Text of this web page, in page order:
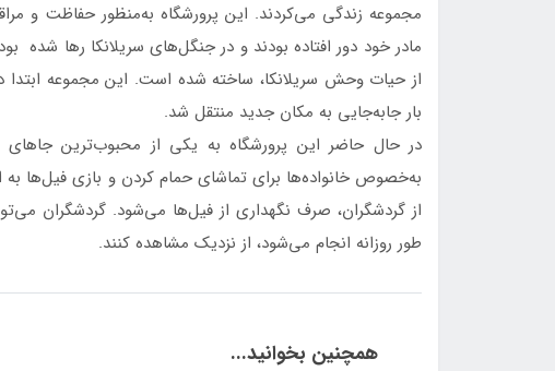
مجموعه زندگی می‌کردند. این پرورشگاه به‌منظور حفاظت و
بار جابه‌جایی به مکان جدید منتقل شد.
در حال حاضر این پرورشگاه به یکی از محبوب‌ترین
به‌خصوص خانواده‌ها برای تماشای حمام کردن و بازی فیل‌ها به
از گردشگران، صرف نگهداری از فیل‌ها می‌شود. گردشگران
طور روزانه انجام می‌شود، از نزدیک مشاهده کنند.
همچنین بخوانید...